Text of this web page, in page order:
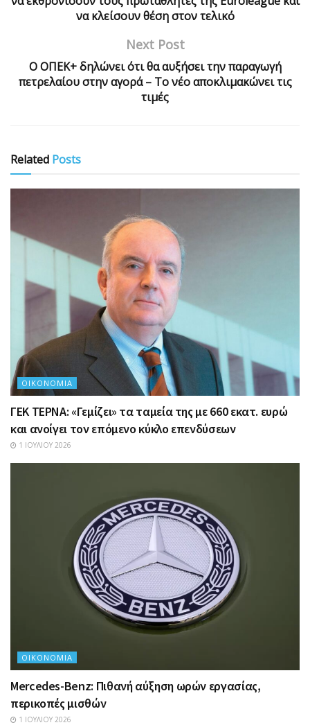
να κλείσουν θέση στον τελικό
Next Post
Ο ΟΠΕΚ+ δηλώνει ότι θα αυξήσει την παραγωγή
πετρελαίου στην αγορά – Το νέο αποκλιμακώνει τις
τιμές
Related Posts
ΟΙΚΟΝΟΜΊΑ
ΓΕΚ ΤΕΡΝΑ: «Γεμίζει» τα ταμεία της με 660 εκατ. ευρώ
και ανοίγει τον επόμενο κύκλο επενδύσεων
1 ΙΟΥΛΊΟΥ 2026
ΟΙΚΟΝΟΜΊΑ
Mercedes-Benz: Πιθανή αύξηση ωρών εργασίας,
περικοπές μισθών
1 ΙΟΥΛΊΟΥ 2026